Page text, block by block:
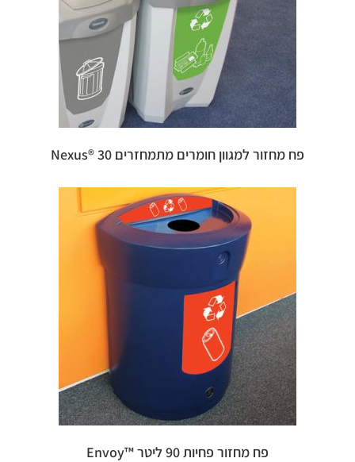
פח מחזור למגוון חומרים מתמחזרים 30 ®Nexus
פח מחזור פחיות 90 ליטר ™Envoy